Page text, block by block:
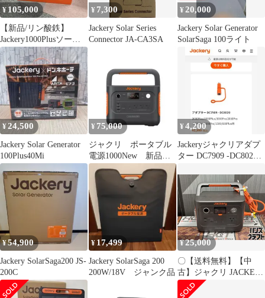
¥ 105,000
【新品/リン酸鉄】
Jackery1000Plusソーラ
ーセット 家電量販店限
定
¥ 7,300
Jackery Solar Series
Connector JA-CA3SA
¥ 20,000
Jackery Solar Generator
SolarSaga 100ライト
¥24,500
Jackery Solar Generator
100Plus40Mi
¥ 75,000
ジャクリ ポータブル
電源1000New 新品未
使用未開封品
¥4,200
Jackeryジャクリアダプ
ター DC7909 -DC8020
¥54,900
Jackery SolarSaga200 JS-
200C
¥ 17,499
Jackery SolarSaga 200
200W/18V ジャンク品
¥25,000
〇【送料無料】【中
古】ジャクリ JACKERY
JE-240A ポータブル電
源【ハンズクラフト佐